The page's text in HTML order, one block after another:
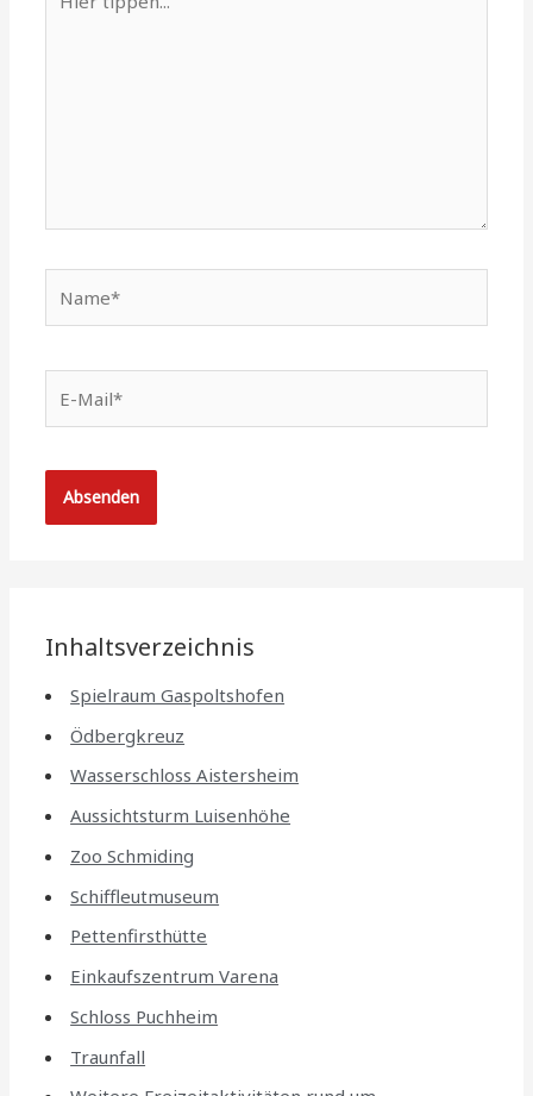
tippen...
Mail*
Inhaltsverzeichnis
Spielraum Gaspoltshofen
Ödbergkreuz
Wasserschloss Aistersheim
Aussichtsturm Luisenhöhe
Zoo Schmiding
Schiffleutmuseum
Pettenfirsthütte
Einkaufszentrum Varena
Schloss Puchheim
Traunfall